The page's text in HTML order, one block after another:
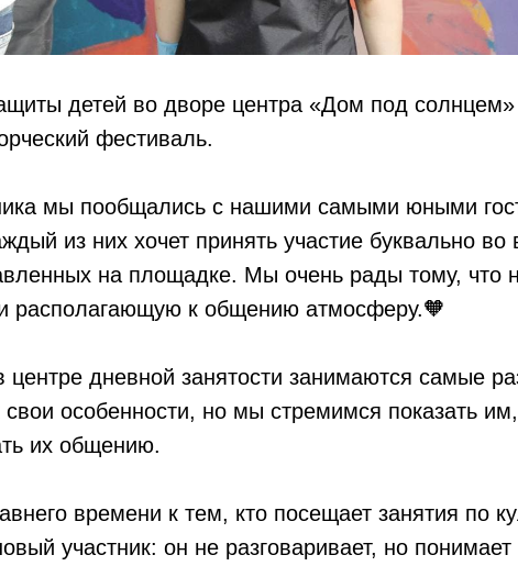
детей во дворе центра «Дом под
фестиваль.
мы пообщались с нашими самыми юными
из них хочет принять участие буквально во
на площадке. Мы очень рады тому, что
располагающую к общению атмосферу.🧡
центре дневной занятости занимаются самые
особенности, но мы стремимся показать
их общению.
времени к тем, кто посещает занятия по
участник: он не разговаривает, но понимает